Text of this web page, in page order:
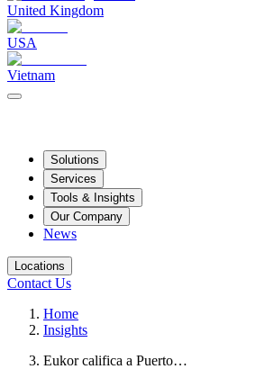
United Kingdom
USA
Vietnam
Solutions
Services
Tools & Insights
Our Company
News
Locations
Contact Us
Home
Insights
Eukor califica a Puerto…